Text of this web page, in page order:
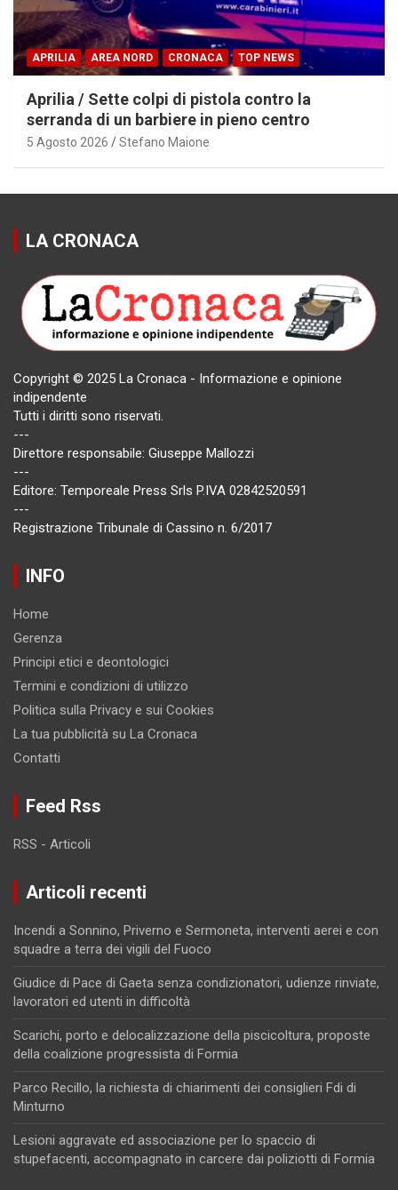
APRILIA AREA NORD CRONACA TOP NEWS
Aprilia / Sette colpi di pistola contro la
serranda di un barbiere in pieno centro
5 Agosto 2026 Stefano Maione
LA CRONACA
Copyright © 2025 La Cronaca - Informazione e opinione
indipendente
Tutti i diritti sono riservati.
---
Direttore responsabile: Giuseppe Mallozzi
---
Editore: Temporeale Press Srls P.IVA 02842520591
---
Registrazione Tribunale di Cassino n. 6/2017
INFO
Home
Gerenza
Principi etici e deontologici
Termini e condizioni di utilizzo
Politica sulla Privacy e sui Cookies
La tua pubblicità su La Cronaca
Contatti
Feed Rss
RSS - Articoli
Articoli recenti
Incendi a Sonnino, Priverno e Sermoneta, interventi aerei e con
squadre a terra dei vigili del Fuoco
Giudice di Pace di Gaeta senza condizionatori, udienze rinviate,
lavoratori ed utenti in difficoltà
Scarichi, porto e delocalizzazione della piscicoltura, proposte
della coalizione progressista di Formia
Parco Recillo, la richiesta di chiarimenti dei consiglieri Fdi di
Minturno
Lesioni aggravate ed associazione per lo spaccio di
stupefacenti, accompagnato in carcere dai poliziotti di Formia